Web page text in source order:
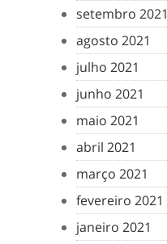
setembro 2021
agosto 2021
julho 2021
junho 2021
maio 2021
abril 2021
março 2021
fevereiro 2021
janeiro 2021